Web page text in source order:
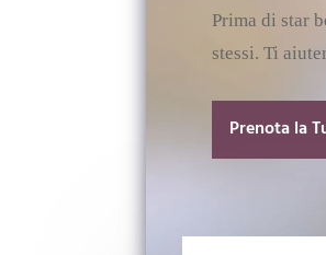
Prima di star
stessi. Ti
Prenota la